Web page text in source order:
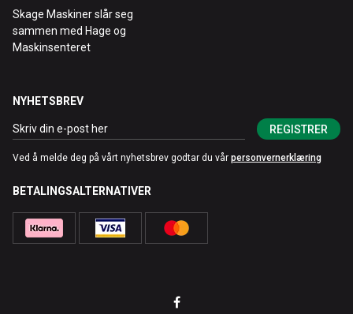
Skage Maskiner slår seg
sammen med Hage og
Maskinsenteret
NYHETSBREV
REGISTRER
Ved å melde deg på vårt nyhetsbrev godtar du vår personvernerklæring
BETALINGSALTERNATIVER